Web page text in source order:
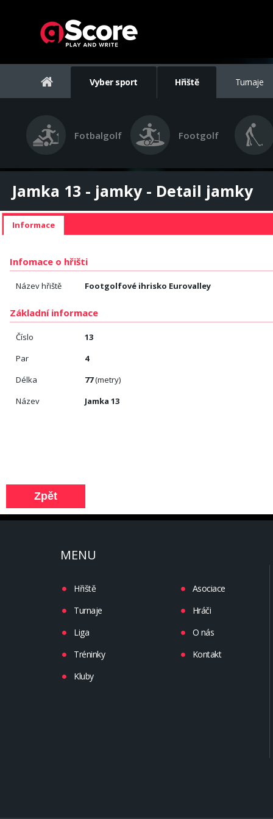
Vyber sport Hřiště Turnaje
Fotbalgolf Footgolf
Jamka 13 - jamky - Detail jamky
Informace
Infomace o hřišti
Název hřiště Footgolfové ihrisko Eurovalley
Základní informace
Číslo
13
Par
4
Délka
77(metry)
Název
Jamka 13
MENU
Hřiště
Turnaje
Liga
Tréninky
Kluby
Asociace
Hráči
O nás
Kontakt